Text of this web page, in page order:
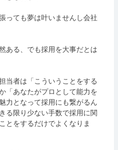
っても夢は叶いませんし会社
ある、でも採用を大事だとは
当者は「こういうことをする
「あなたがプロとして能力を
力となって採用にも繋がるん
る限り少ない手数で採用に関
とをするだけでよくなりま